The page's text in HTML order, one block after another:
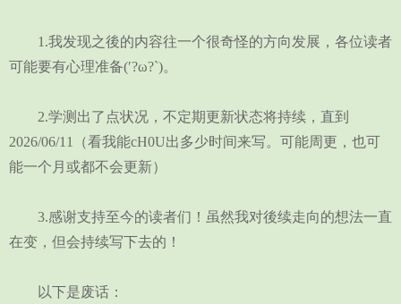
1.我发现之後的内容往一个很奇怪的方向发展，各位读者
可能要有心理准备(′?ω?`)。
2.学测出了点状况，不定期更新状态将持续，直到
2026/06/11（看我能cH0U出多少时间来写。可能周更，也可
能一个月或都不会更新）
3.感谢支持至今的读者们！虽然我对後续走向的想法一直
在变，但会持续写下去的！
以下是废话：